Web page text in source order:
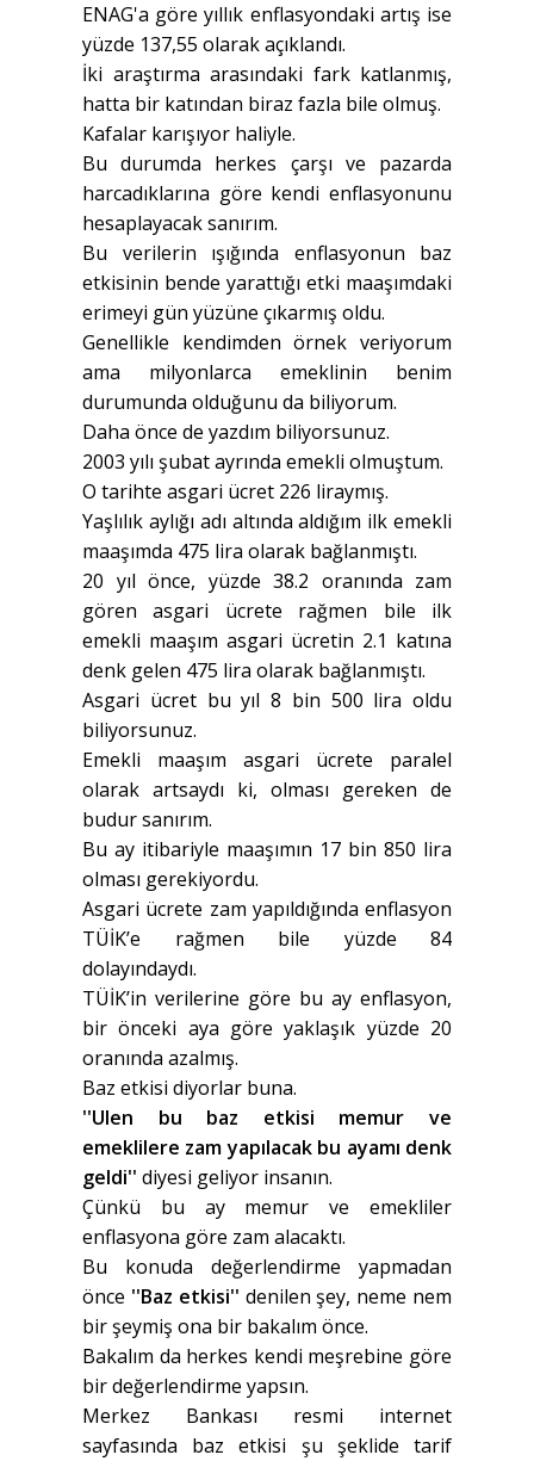
ENAG'a göre yıllık enflasyondaki artış ise
yüzde 137,55 olarak açıklandı.
İki araştırma arasındaki fark katlanmış,
hatta bir katından biraz fazla bile olmuş.
Kafalar karışıyor haliyle.
Bu durumda herkes çarşı ve pazarda
harcadıklarına göre kendi enflasyonunu
hesaplayacak sanırım.
Bu verilerin ışığında enflasyonun baz
etkisinin bende yarattığı etki maaşımdaki
erimeyi gün yüzüne çıkarmış oldu.
Genellikle kendimden örnek veriyorum
ama milyonlarca emeklinin benim
durumunda olduğunu da biliyorum.
Daha önce de yazdım biliyorsunuz.
2003 yılı şubat ayrında emekli olmuştum.
O tarihte asgari ücret 226 liraymış.
Yaşlılık aylığı adı altında aldığım ilk emekli
maaşımda 475 lira olarak bağlanmıştı.
20 yıl önce, yüzde 38.2 oranında zam
gören asgari ücrete rağmen bile ilk
emekli maaşım asgari ücretin 2.1 katına
denk gelen 475 lira olarak bağlanmıştı.
Asgari ücret bu yıl 8 bin 500 lira oldu
biliyorsunuz.
Emekli maaşım asgari ücrete paralel
olarak artsaydı ki, olması gereken de
budur sanırım.
Bu ay itibariyle maaşımın 17 bin 850 lira
olması gerekiyordu.
Asgari ücrete zam yapıldığında enflasyon
TÜİK’e rağmen bile yüzde 84
dolayındaydı.
TÜİK’in verilerine göre bu ay enflasyon,
bir önceki aya göre yaklaşık yüzde 20
oranında azalmış.
Baz etkisi diyorlar buna.
''Ulen bu baz etkisi memur ve
emeklilere zam yapılacak bu ayamı denk
geldi'' diyesi geliyor insanın.
Çünkü bu ay memur ve emekliler
enflasyona göre zam alacaktı.
Bu konuda değerlendirme yapmadan
önce ''Baz etkisi'' denilen şey, neme nem
bir şeymiş ona bir bakalım önce.
Bakalım da herkes kendi meşrebine göre
bir değerlendirme yapsın.
Merkez Bankası resmi internet
sayfasında baz etkisi şu şeklide tarif